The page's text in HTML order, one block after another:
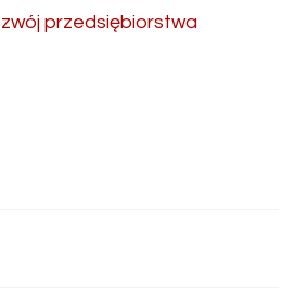
przedsiębiorstwa